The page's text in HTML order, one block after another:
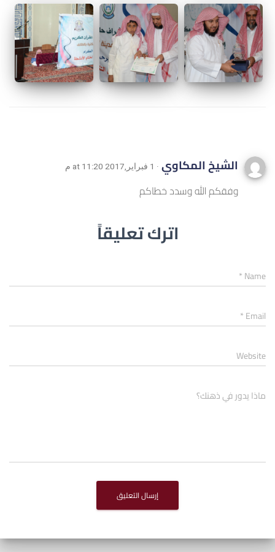
الشيخ المكاوي · 1 فبراير,2017 at 11:20 م
وفقكم الله وسدد خطاكم
اترك تعليقاً
Name
*
Email
*
Website
ماذا يدور في ذهنك؟